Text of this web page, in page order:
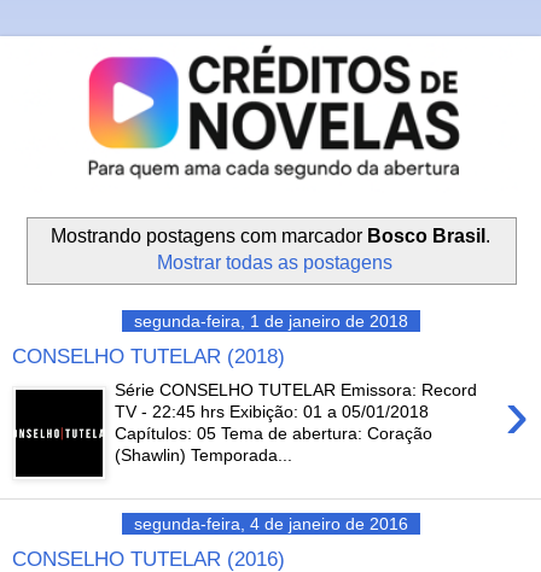
Mostrando postagens com marcador Bosco Brasil .
Mostrar todas as postagens
segunda-feira, 1 de janeiro de 2018
CONSELHO TUTELAR (2018)
›
Série CONSELHO TUTELAR Emissora: Record
TV - 22:45 hrs Exibição: 01 a 05/01/2018
Capítulos: 05 Tema de abertura: Coração
(Shawlin) Temporada...
segunda-feira, 4 de janeiro de 2016
CONSELHO TUTELAR (2016)